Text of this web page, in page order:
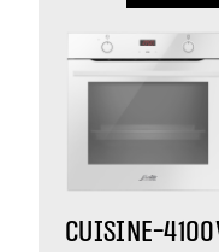
CUISINE-